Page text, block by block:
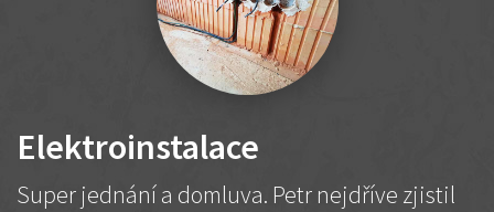
Elektroinstalace
Super jednání a domluva. Petr nejdříve zjistil